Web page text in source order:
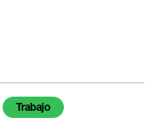
Trabajo